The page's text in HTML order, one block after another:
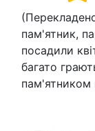
пам'ятник,
посадили
багато
пам'ятником